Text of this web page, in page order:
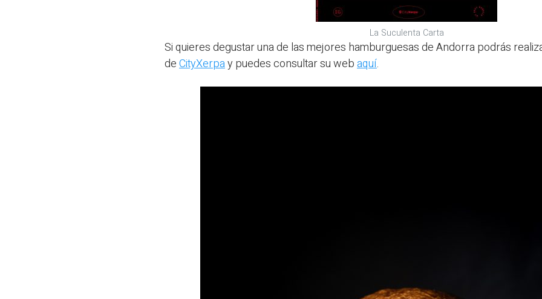
La Suculenta Carta
Si quieres degustar una de las mejores hamburguesas de Andorra podrás
deCityXerpay puedes consultar su webaquí.